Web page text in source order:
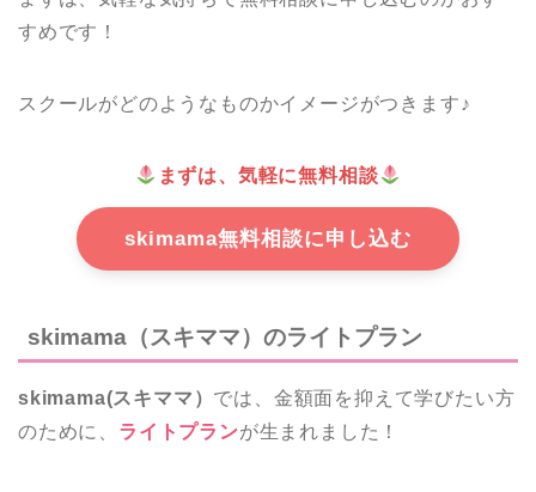
すめです！
スクールがどのようなものかイメージがつきます♪
まずは、気軽に無料相談
skimama無料相談に申し込む
skimama（スキママ）のライトプラン
skimama(スキママ） では、金額面を抑えて学びたい方
のために、 ライトプランが生まれました！